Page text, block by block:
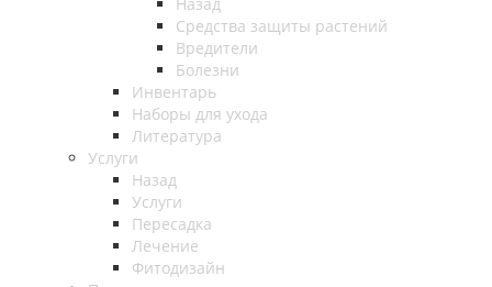
Средства защиты растений
Вредители
Болезни
Инвентарь
Наборы для ухода
Литература
Услуги
Назад
Услуги
Пересадка
Лечение
Фитодизайн